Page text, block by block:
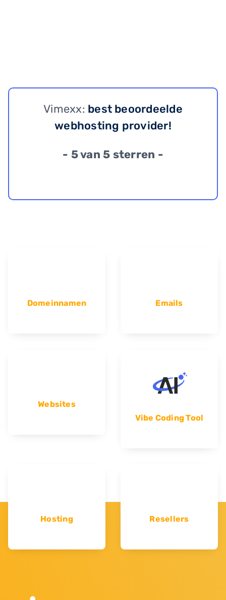
Vimexx: best beoordeelde
webhosting provider!
- 5 van 5 sterren -
Domeinnamen Emails
Websites
Vibe Coding Tool
Hosting Resellers